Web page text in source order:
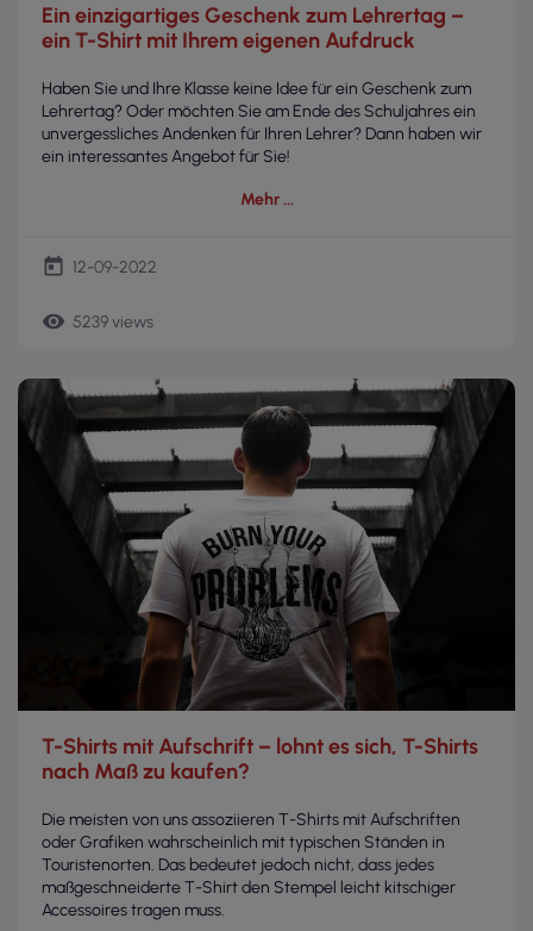
Ein einzigartiges Geschenk zum Lehrertag –
ein T-Shirt mit Ihrem eigenen Aufdruck
Haben Sie und Ihre Klasse keine Idee für ein Geschenk zum
Lehrertag? Oder möchten Sie am Ende des Schuljahres ein
unvergessliches Andenken für Ihren Lehrer? Dann haben wir
ein interessantes Angebot für Sie!
Mehr
today 12-09-2022
remove_red_eye 5239 views
T-Shirts mit Aufschrift – lohnt es sich, T-Shirts
nach Maß zu kaufen?
Die meisten von uns assoziieren T-Shirts mit Aufschriften
oder Grafiken wahrscheinlich mit typischen Ständen in
Touristenorten. Das bedeutet jedoch nicht, dass jedes
maßgeschneiderte T-Shirt den Stempel leicht kitschiger
Accessoires tragen muss.